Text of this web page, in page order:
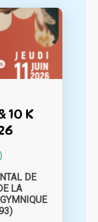
10 K
DE
LA